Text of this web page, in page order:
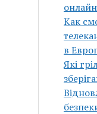
онлайн
Как
в
Які